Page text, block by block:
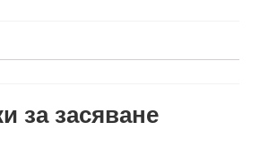
за засяване